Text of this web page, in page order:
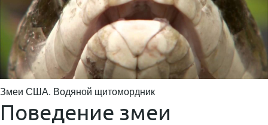
Змеи США. Водяной щитомордник
Поведение змеи